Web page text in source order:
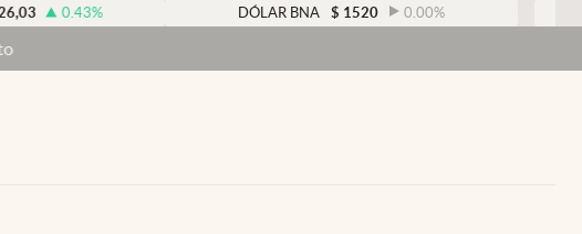
USA
0.43% DÓLAR BNA $ 1520 0.00%